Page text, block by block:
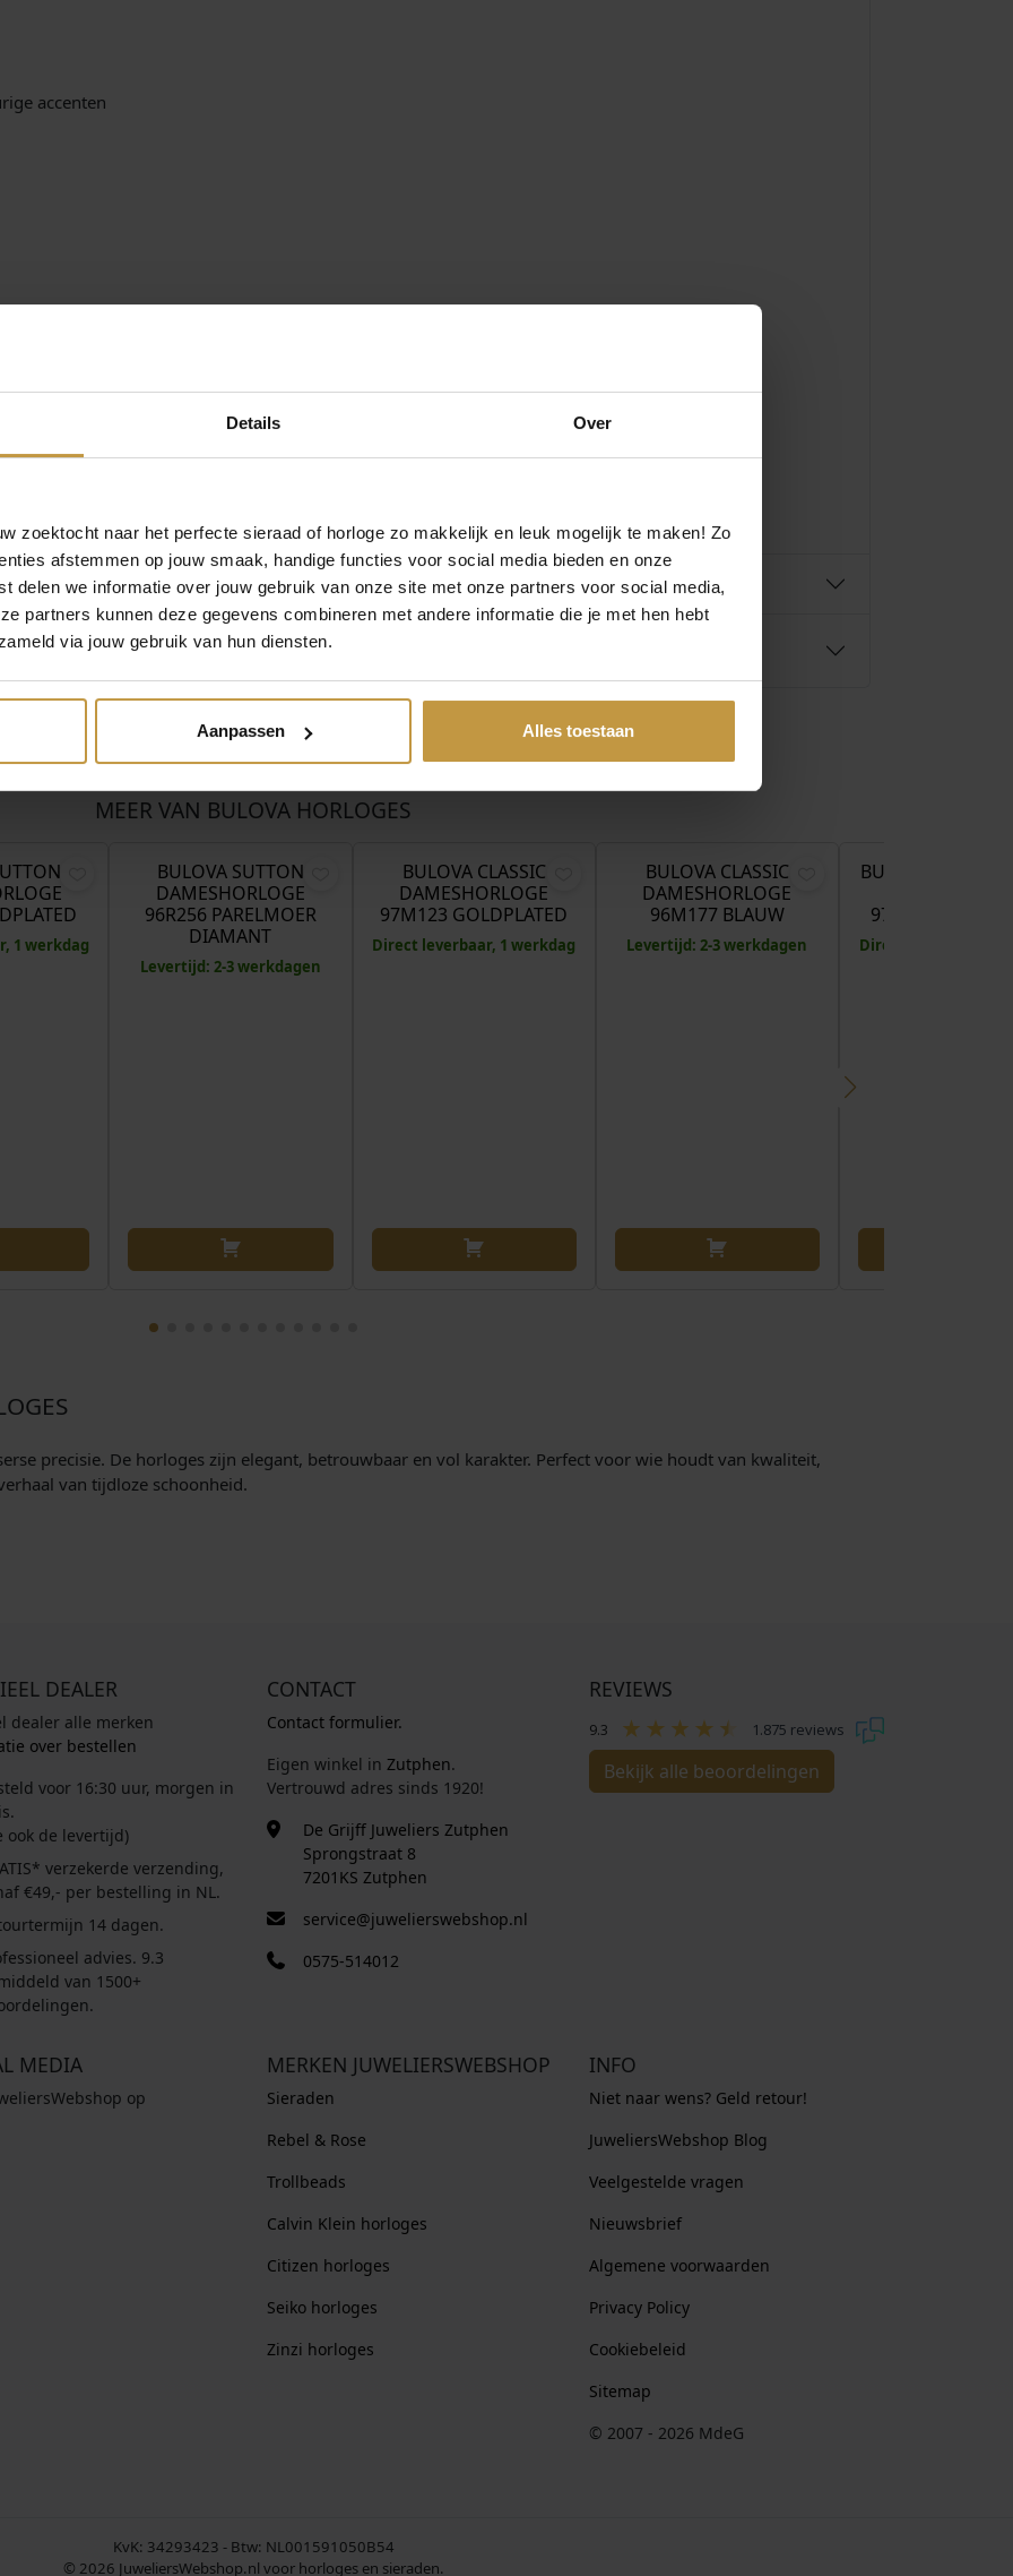
Details Over
zoektocht naar het perfecte sieraad of horloge zo makkelijk en leuk mogelijk te maken! Zo
afstemmen op jouw smaak, handige functies voor social media bieden en onze
delen we informatie over jouw gebruik van onze site met onze partners voor social media,
partners kunnen deze gegevens combineren met andere informatie die je met hen hebt
via jouw gebruik van hun diensten.
Aanpassen Alles toestaan
accenten
door Officieel Bulova dealer de Grijff Juweliers Zutphen.
verzekerde verzending in Nederland.
MEER VAN BULOVA HORLOGES
1 werkdag
€529,00
BULOVA SUTTON
DAMESHORLOGE
96R256 PARELMOER
DIAMANT
Levertijd: 2-3 werkdagen
BULOVA CLASSIC
DAMESHORLOGE
97M123 GOLDPLATED
Direct leverbaar, 1 werkdag
BULOVA CLASSIC
DAMESHORLOGE
96M177 BLAUW
Levertijd: 2-3 werkdagen
BULOVA SUPER
97L189
Direct leverbaar, 1
precisie. De horloges zijn elegant, betrouwbaar en vol karakter. Perfect voor wie houdt van kwaliteit,
van tijdloze schoonheid.
DEALER
dealer alle merken
over bestellen
voor 16:30 uur, morgen in
ook de levertijd)
verzekerde verzending,
€49,- per bestelling in NL.
14 dagen.
advies. 9.3
van 1500+
CONTACT
Contact formulier.
Eigen winkel in Zutphen.
Vertrouwd adres sinds 1920!
De Grijff Juweliers Zutphen
Sprongstraat 8
7201KS Zutphen
service@juwelierswebshop.nl
0575-514012
REVIEWS
9.3 1.875 reviews
Bekijk alle beoordelingen
MEDIA
op
MERKEN JUWELIERSWEBSHOP
Sieraden
Rebel & Rose
Trollbeads
Calvin Klein horloges
Citizen horloges
Seiko horloges
Zinzi horloges
INFO
Niet naar wens? Geld retour!
JuweliersWebshop Blog
Veelgestelde vragen
Nieuwsbrief
Algemene voorwaarden
Privacy Policy
Cookiebeleid
Sitemap
© 2007 - 2026 MdeG
KvK: 34293423 - Btw: NL001591050B54
© 2026 JuweliersWebshop.nl voor horloges en sieraden.